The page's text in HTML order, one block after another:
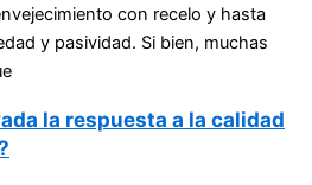
con recelo y hasta
y pasividad. Si bien, muchas
la respuesta a la calidad